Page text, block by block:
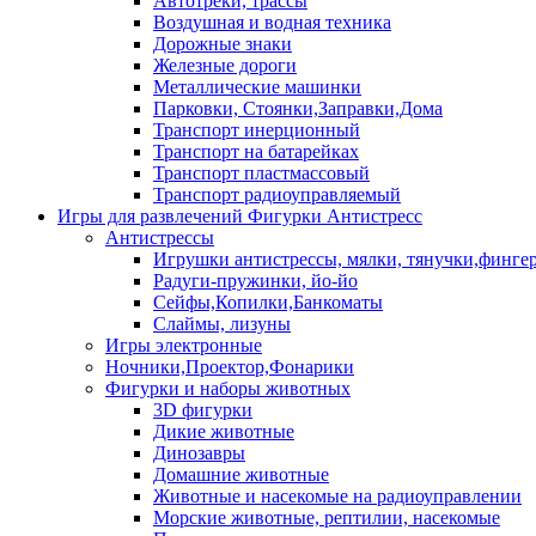
Воздушная и водная техника
Дорожные знаки
Железные дороги
Металлические машинки
Парковки, Стоянки,Заправки,Дома
Транспорт инерционный
Транспорт на батарейках
Транспорт пластмассовый
Транспорт радиоуправляемый
Игры для развлечений Фигурки Антистресс
Антистрессы
Игрушки антистрессы, мялки,
Радуги-пружинки, йо-йо
Сейфы,Копилки,Банкоматы
Слаймы, лизуны
Игры электронные
Ночники,Проектор,Фонарики
Фигурки и наборы животных
3D фигурки
Дикие животные
Динозавры
Домашние животные
Животные и насекомые на радиоуправлении
Морские животные, рептилии, насекомые